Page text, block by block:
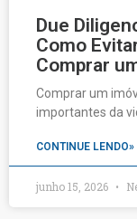
Due
Como
Comprar
Comprar um
importantes da
CONTINUE LENDO»
junho 15, 2026